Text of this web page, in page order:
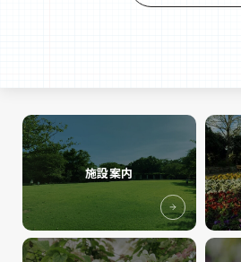
施設案内